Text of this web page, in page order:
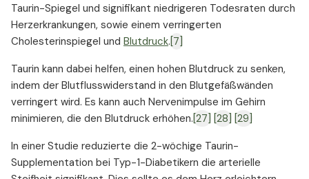
Taurin-Spiegel und signifikant niedrigeren Todesraten durch
Herzerkrankungen, sowie einem verringerten
Cholesterinspiegel und Blutdruck. [7]
Taurin kann dabei helfen, einen hohen Blutdruck zu senken,
indem der Blutflusswiderstand in den Blutgefäßwänden
verringert wird. Es kann auch Nervenimpulse im Gehirn
minimieren, die den Blutdruck erhöhen. [27] [28]
[29]
In einer Studie reduzierte die 2-wöchige Taurin-
Supplementation bei Typ-1-Diabetikern die arterielle